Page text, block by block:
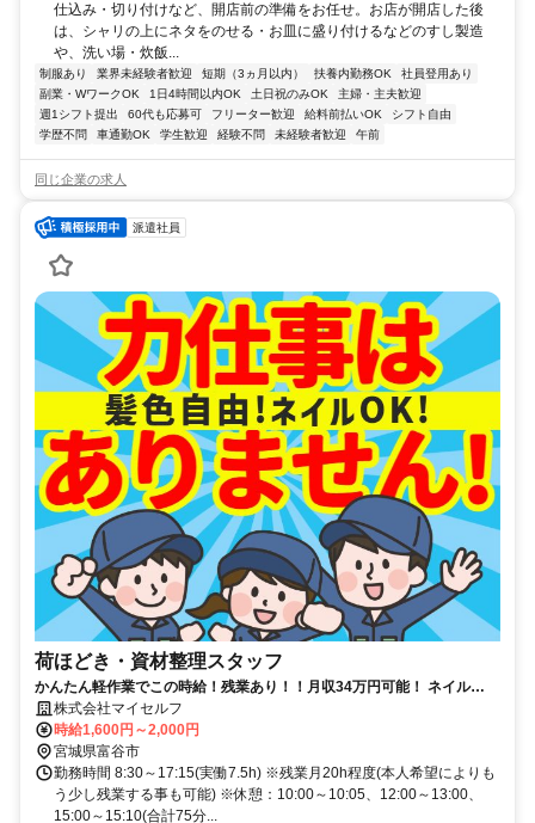
仕込み・切り付けなど、開店前の準備をお任せ。お店が開店した後
は、シャリの上にネタをのせる・お皿に盛り付けるなどのすし製造
や、洗い場・炊飯...
制服あり 業界未経験者歓迎 短期（3ヵ月以内） 扶養内勤務OK
社員登用あり
副業・WワークOK
1日4時間以内OK 土日祝のみOK
主婦・主夫歓迎
週1シフト提出
60代も応募可 フリーター歓迎 給料前払いOK
シフト自由
学歴不問
車通勤OK 学生歓迎 経験不問 未経験者歓迎 午前
同じ企業の求人
派遣社員
荷ほどき・資材整理スタッフ
かんたん軽作業でこの時給！残業あり！！月収34万円可能！ ネイル
OK！髪色自由！土日祝休み
株式会社マイセルフ
時給1,600円～2,000円
宮城県富谷市
勤務時間 8:30～17:15(実働7.5h) ※残業月20h程度(本人希望によりも
う少し残業する事も可能) ※休憩：10:00～10:05、12:00～13:00、
15:00～15:10(合計75分...